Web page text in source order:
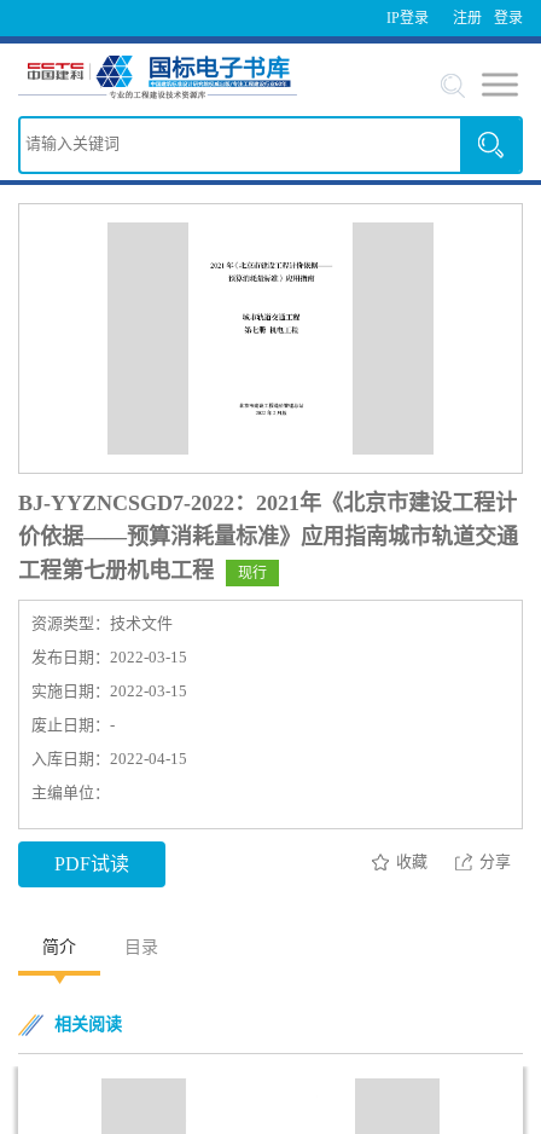
IP登录 登录
注册
BJ-YYZNCSGD7-2022：2021年《北京市建设工程计
价依据——预算消耗量标准》应用指南城市轨道交通
工程第七册机电工程
现行
资源类型：技术文件
发布日期：2022-03-15
实施日期：2022-03-15
废止日期：-
入库日期：2022-04-15
主编单位：
PDF试读 收藏 分享
简介 目录
相关阅读